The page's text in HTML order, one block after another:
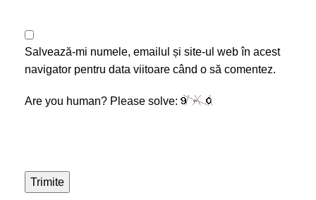
Salvează-mi numele, emailul și site-ul web în acest
navigator pentru data viitoare când o să comentez.
Are you human? Please solve: